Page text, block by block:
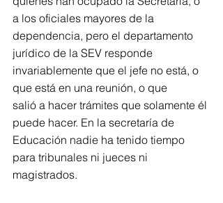
a los oficiales mayores de la
dependencia, pero el departamento
jurídico de la SEV responde
invariablemente que el jefe no está, o
que está en una reunión, o que
salió a hacer trámites que solamente él
puede hacer. En la secretaría de
Educación nadie ha tenido tiempo
para tribunales ni jueces ni
magistrados.